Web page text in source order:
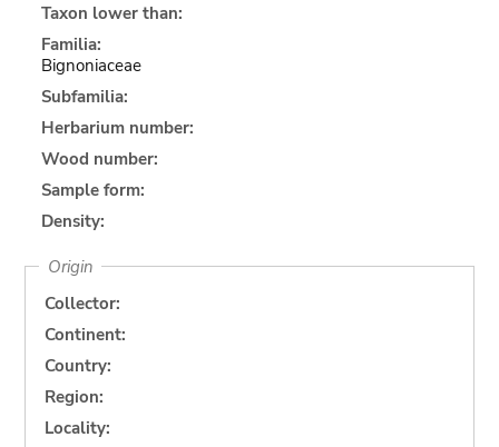
Taxon lower than:
Familia:
Bignoniaceae
Subfamilia:
Herbarium number:
Wood number:
Sample form:
Density:
Origin
Collector:
Continent:
Country:
Region:
Locality: